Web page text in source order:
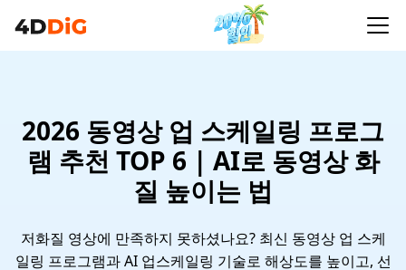
2026 동영상 업 스케일링 프로그
램 추천 TOP 6 | AI로 동영상 화
질 높이는 법
저화질 영상에 만족하지 못하셨나요? 최신 동영상 업 스케
일링 프로그램과 AI 업스케일링 기술로 해상도를 높이고, 선